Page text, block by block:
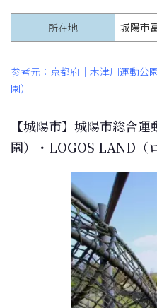
所在地 城陽市
参考元：京都府｜木津川運動公
園）
【城陽市】城陽市総合
園）・LOGOS LAND（